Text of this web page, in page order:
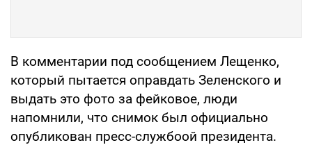
В комментарии под сообщением Лещенко,
который пытается оправдать Зеленского и
выдать это фото за фейковое, люди
напомнили, что снимок был официально
опубликован пресс-службоой президента.